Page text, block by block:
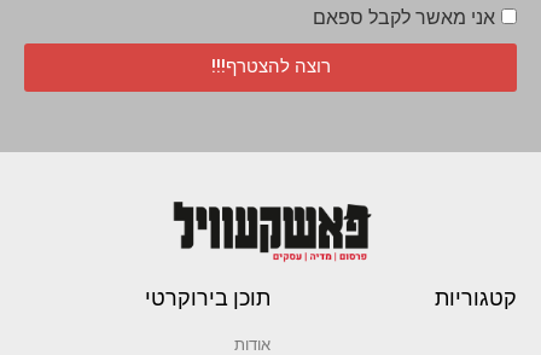
אני מאשר לקבל ספאם
רוצה להצטרף!!!
קטגוריות תוכן בירוקרטי
אודות